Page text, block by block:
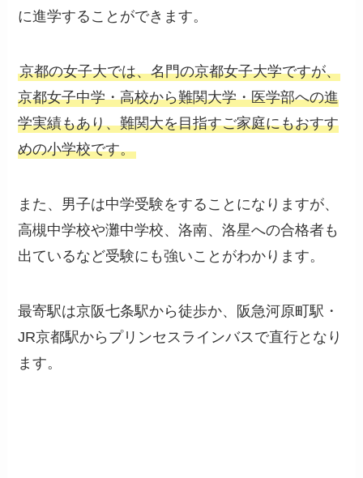
に進学することができます。
京都の女子大では、名門の京都女子大学ですが、
京都女子中学・高校から難関大学・医学部への進
学実績もあり、難関大を目指すご家庭にもおすす
めの小学校です。
また、男子は中学受験をすることになりますが、
高槻中学校や灘中学校、洛南、洛星への合格者も
出ているなど受験にも強いことがわかります。
最寄駅は京阪七条駅から徒歩か、阪急河原町駅・
JR京都駅からプリンセスラインバスで直行となり
ます。